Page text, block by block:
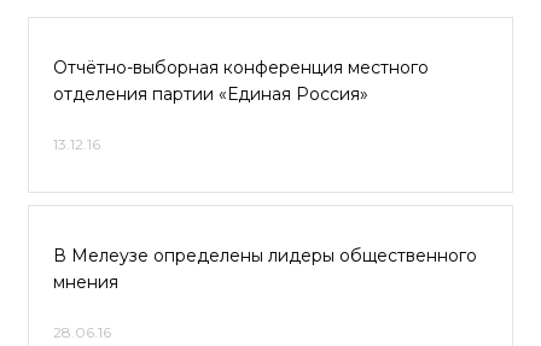
Отчётно-выборная конференция местного
отделения партии «Единая Россия»
13.12.16
В Мелеузе определены лидеры общественного
мнения
28.06.16